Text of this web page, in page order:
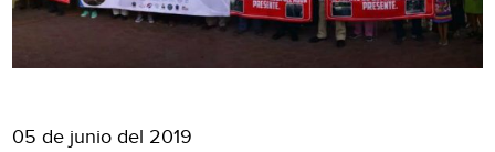
05 de junio del 2019